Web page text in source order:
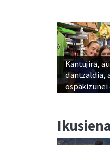
Kantujira,
dantzaldia,